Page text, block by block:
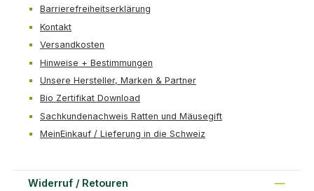
Barrierefreiheitserklärung
Kontakt
Versandkosten
Hinweise + Bestimmungen
Unsere Hersteller, Marken & Partner
Bio Zertifikat Download
Sachkundenachweis Ratten und Mäusegift
MeinEinkauf / Lieferung in die Schweiz
Widerruf / Retouren